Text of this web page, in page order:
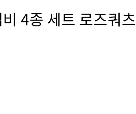
4종 세트 로즈쿼츠